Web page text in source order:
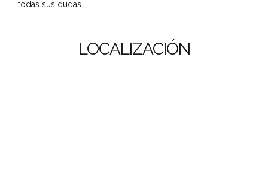
todas sus dudas.
LOCALIZACIÓN